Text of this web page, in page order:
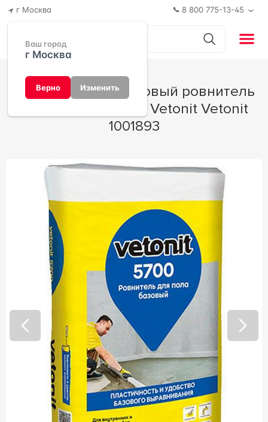
г Москва
Ваш город
г Москва
Верно Изменить
8 800 775-13-45
пола 5700 25 кг.ZZ Vetonit Vetonit
1001893